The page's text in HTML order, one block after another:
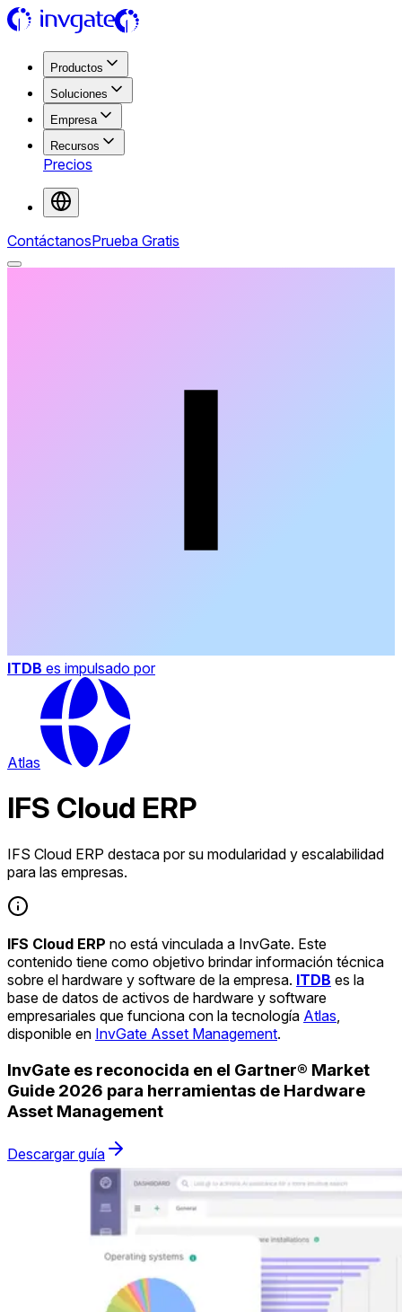
Productos
Soluciones
Empresa
Recursos
Precios
ContáctanosPrueba Gratis
ITDB es impulsado por
Atlas
IFS Cloud ERP
IFS Cloud ERP destaca por su modularidad y escalabilidad
para las empresas.
IFS Cloud ERP no está vinculada a InvGate. Este
contenido tiene como objetivo brindar información técnica
sobre el hardware y software de la empresa. ITDB es la
base de datos de activos de hardware y software
empresariales que funciona con la tecnología Atlas
disponible en InvGate Asset Management.
InvGate es reconocida en el Gartner® Market
Guide 2026 para herramientas de Hardware
Asset Management
Descargar guía